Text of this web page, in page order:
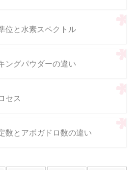
位と水素スペクトル
ングパウダーの違い
セス
数とアボガドロ数の違い